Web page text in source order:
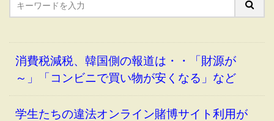
消費税減税、韓国側の報道は・・「財源が
～」「コンビニで買い物が安くなる」など
学生たちの違法オンライン賭博サイト利用が